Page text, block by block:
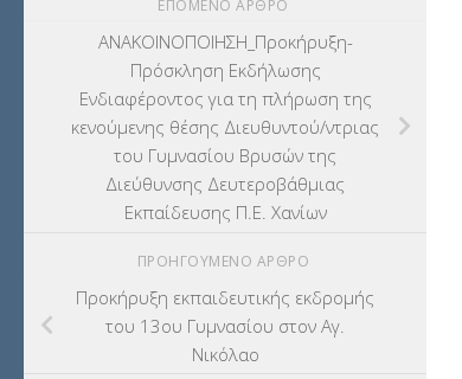
ΕΠΌΜΕΝΟ ΆΡΘΡΟ
ΑΝΑΚΟΙΝΟΠΟΙΗΣΗ_Προκήρυξη-
Πρόσκληση Εκδήλωσης
Ενδιαφέροντος για τη πλήρωση της
κενούμενης θέσης Διευθυντού/ντριας
του Γυμνασίου Βρυσών της
Διεύθυνσης Δευτεροβάθμιας
Εκπαίδευσης Π.Ε. Χανίων
ΠΡΟΗΓΟΎΜΕΝΟ ΆΡΘΡΟ
Προκήρυξη εκπαιδευτικής εκδρομής
του 13ου Γυμνασίου στον Αγ.
Νικόλαο